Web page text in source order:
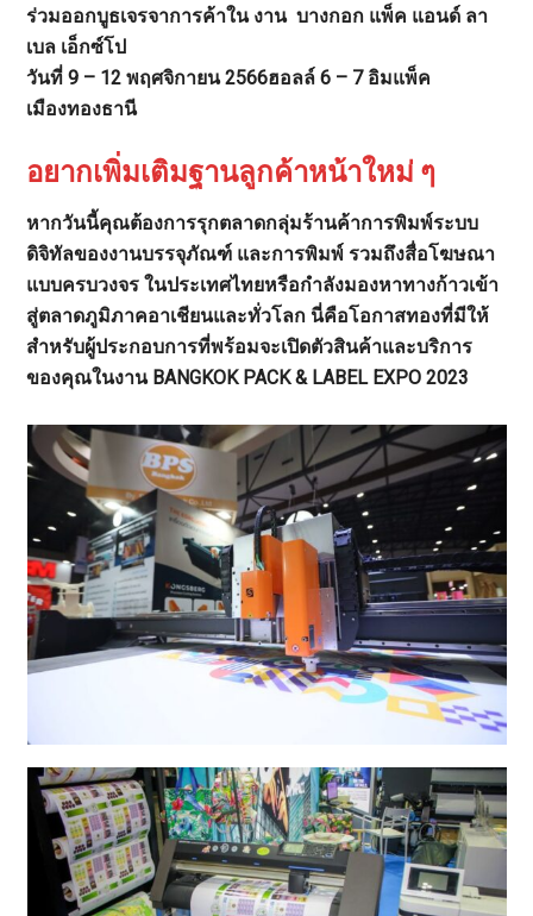
ร่วมออกบูธเจรจาการค้าใน งาน บางกอก แพ็ค แอนด์ ลา
เบล เอ็กซ์โป
วันที่ 9 – 12 พฤศจิกายน 2566ฮอลล์ 6 – 7 อิมแพ็ค
เมืองทองธานี
อยากเพิ่มเติมฐานลูกค้าหน้าใหม่ ๆ
หากวันนี้คุณต้องการรุกตลาดกลุ่มร้านค้าการพิมพ์ระบบ
ดิจิทัลของงานบรรจุภัณฑ์ และการพิมพ์ รวมถึงสื่อโฆษณา
แบบครบวงจร ในประเทศไทยหรือกำลังมองหาทางก้าวเข้า
สู่ตลาดภูมิภาคอาเชียนและทั่วโลก นี่คือโอกาสทองที่มีให้
สำหรับผู้ประกอบการที่พร้อมจะเปิดตัวสินค้าและบริการ
ของคุณในงาน BANGKOK PACK & LABEL EXPO 2023